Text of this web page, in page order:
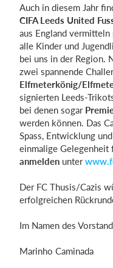
Auch in diesem Jahr
CIFA Leeds United
aus England
alle Kinder und
bei uns in der Region.
zwei spannende
Elfmeterkönig/
signierten Leeds-
bei denen sogar
werden können. Das
Spass, Entwicklung
einmalige Gelegenheit
anmelden unter
Der FC Thusis/Cazis
erfolgreichen
Im Namen des
Marinho Caminada